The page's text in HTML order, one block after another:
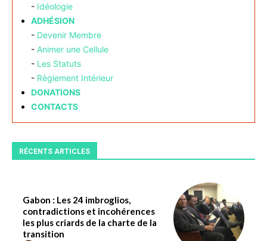
- Idéologie
ADHÉSION
- Devenir Membre
- Animer une Cellule
- Les Statuts
- Règlement Intérieur
DONATIONS
CONTACTS
RÉCENTS ARTICLES
Gabon : Les 24 imbroglios,
contradictions et incohérences
les plus criards de la charte de la
transition